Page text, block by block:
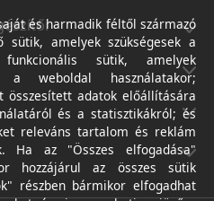
és harmadik féltől származó
sütik, amelyek szükségesek a
funkcionális sütik, amelyek
a weboldal használatakor;
összesített adatok előállítására
és a statisztikákról; és
releváns tartalom és reklám
Ha az "Összes elfogadása"
hozzájárul az összes sütik
részben bármikor elfogadhat